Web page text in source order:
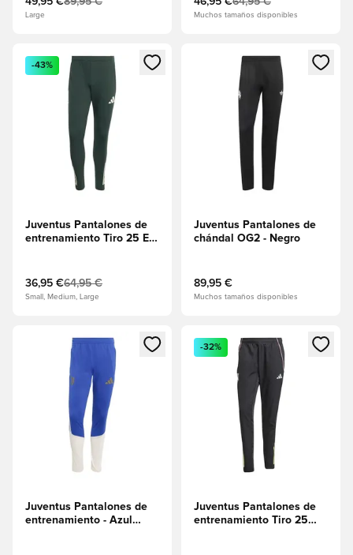
Large Muchos tamaños disponibles
Abre un modal para iniciar sesión o registrarse como
-43%
Juventus Pantalones de
entrenamiento Tiro 25 EU
36,95 €64,95 €
Small, Medium, Large
Abre un modal para iniciar
Juventus Pantalones de
chándal OG2 - Negro
89,95 €
Muchos tamaños disponibles
Abre un modal para iniciar sesión o registrarse como
Juventus Pantalones de
entrenamiento - Azul
Abre un modal para iniciar
-32%
Juventus Pantalones de
entrenamiento Tiro 25